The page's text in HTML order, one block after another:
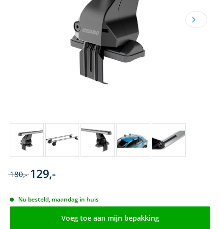
180,- 129,-
Nu besteld, maandag in huis
Voeg toe aan mijn bepakking